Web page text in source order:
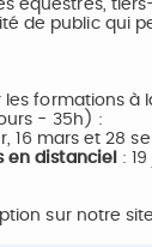
équestres,
de public qui
les formations
- 35h) :
16 mars et 28
en distanciel
:
sur notre